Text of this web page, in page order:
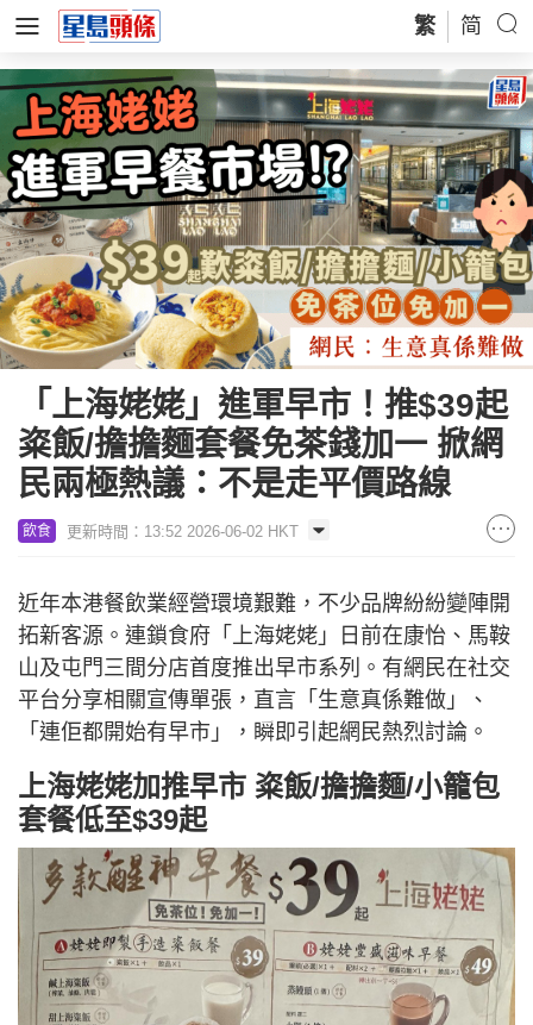
繁 简
「上海姥姥」進軍早市！推$39起
粢飯/擔擔麵套餐免茶錢加一 掀網
民兩極熱議：不是走平價路線
飲食 更新時間：13:52 2026-06-02 HKT
近年本港餐飲業經營環境艱難，不少品牌紛紛變陣開
拓新客源。連鎖食府「上海姥姥」日前在康怡、馬鞍
山及屯門三間分店首度推出早市系列。有網民在社交
平台分享相關宣傳單張，直言「生意真係難做」、
「連佢都開始有早市」，瞬即引起網民熱烈討論。
上海姥姥加推早市 粢飯/擔擔麵/小籠包
套餐低至$39起